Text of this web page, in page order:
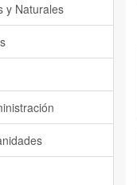
y Naturales